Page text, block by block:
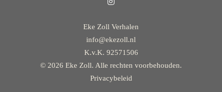
Eke Zoll Verhalen
info@ekezoll.nl
K.v.K. 92571506
© 2026 Eke Zoll. Alle rechten voorbehouden.
Privacybeleid